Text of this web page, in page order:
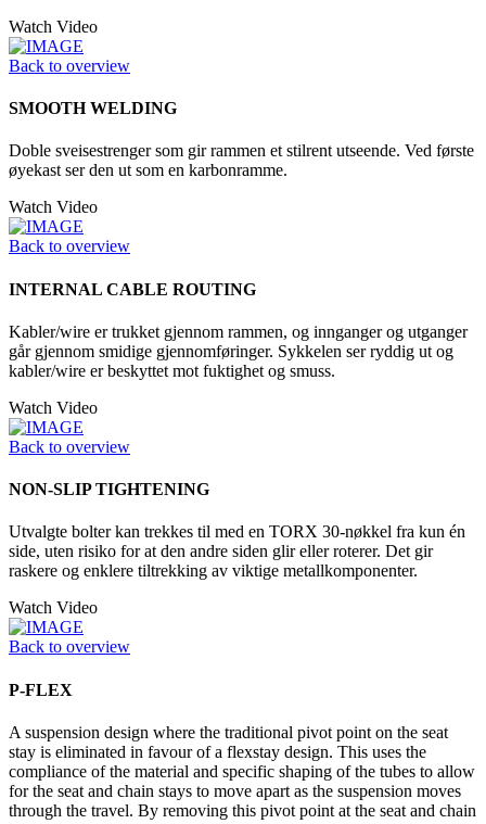
Watch Video
Back to overview
SMOOTH WELDING
Doble sveisestrenger som gir rammen et stilrent utseende. Ved første
øyekast ser den ut som en karbonramme.
Watch Video
Back to overview
INTERNAL CABLE ROUTING
Kabler/wire er trukket gjennom rammen, og innganger og utganger
går gjennom smidige gjennomføringer. Sykkelen ser ryddig ut og
kabler/wire er beskyttet mot fuktighet og smuss.
Watch Video
Back to overview
NON-SLIP TIGHTENING
Utvalgte bolter kan trekkes til med en TORX 30-nøkkel fra kun én
side, uten risiko for at den andre siden glir eller roterer. Det gir
raskere og enklere tiltrekking av viktige metallkomponenter.
Watch Video
Back to overview
P-FLEX
A suspension design where the traditional pivot point on the seat
stay is eliminated in favour of a flexstay design. This uses the
compliance of the material and specific shaping of the tubes to allow
for the seat and chain stays to move apart as the suspension moves
through the travel. By removing this pivot point at the seat and chain